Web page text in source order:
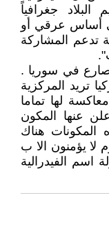
جغرافياً
أساس عرقي أو
تدعم المشاركة
في سوريا .
تريد المركزية
لها تماما
عنها المكون
المكونات هناك
لا يؤمنون الا ب
الفيدرالية